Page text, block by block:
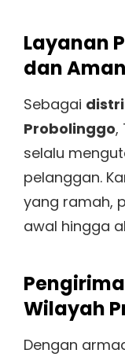
Layanan
dan
Sebagai
Probolinggo,
selalu
pelanggan.
yang ramah,
awal hingga
Wilayah
Dengan